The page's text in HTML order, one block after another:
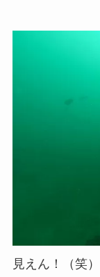
見えん！（笑）